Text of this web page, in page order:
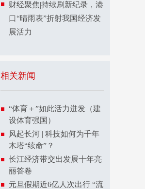
财经聚焦|持续刷新纪录，港
口“晴雨表”折射我国经济发
展活力
相关新闻
“体育＋”如此活力迸发（建
设体育强国）
风起长河 | 科技如何为千年
木塔“续命”？
长江经济带交出发展十年亮
丽答卷
元旦假期近6亿人次出行 “流